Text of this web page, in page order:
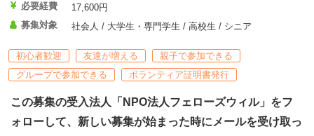
必要経費
17,600円
募集対象
社会人 / 大学生・専門学生 / 高校生 / シニア
初心者歓迎 友達が増える
親子で参加できる
グループで参加できる
ボランティア証明書発行
この募集の受入法人「NPO法人フェローズウィル」をフ
ォローして、新しい募集が始まった時にメールを受け取っ